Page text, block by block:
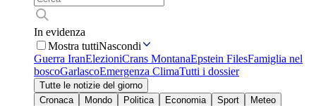
In evidenza
Mostra tuttiNascondi
Guerra IranElezioniCrans MontanaEpstein FilesFamiglia nel
boscoGarlascoEmergenza ClimaTutti i dossier
Tutte le notizie del giorno
Cronaca
Mondo Politica Economia Sport
Meteo